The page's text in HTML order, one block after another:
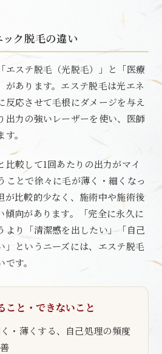
ク脱毛の違い
エステ脱毛（光脱毛）」と「医療
があります。エステ脱毛は光エネ
反応させて毛根にダメージを与え
出力の強いレーザーを使い、医師
。
比較して1回あたりの出力がマイ
ことで徐々に毛が薄く・細くなっ
が比較的少なく、施術中や施術後
傾向があります。「完全に永久に
より「清潔感を出したい」「自己
」というニーズには、エステ脱毛
す。
こと・できないこと
・薄くする、自己処理の頻度